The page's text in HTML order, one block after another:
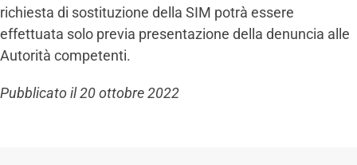
richiesta di sostituzione della SIM potrà essere
effettuata solo previa presentazione della denuncia alle
Autorità competenti.
Pubblicato il 20 ottobre 2022